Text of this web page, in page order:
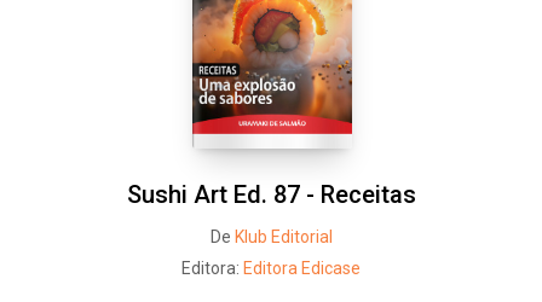
Sushi Art Ed. 87 - Receitas
De Klub Editorial
Editora: Editora Edicase
Facebook Twitter